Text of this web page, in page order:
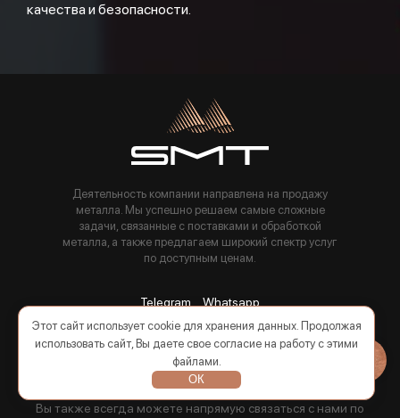
качества и безопасности.
Деятельность компании направлена на продажу
металла. Мы успешно решаем самые сложные
задачи, связанные с поставками и обработкой
металла, а также предлагаем широкий спектр услуг
по доступным ценам.
Telegram Whatsapp
По всем вопросам и предложениям вы можете направить
информацию на почту
info@smt-group.ru
Вы также всегда можете напрямую связаться с нами по
Этот сайт использует cookie для хранения данных. Продолжая
использовать сайт, Вы даете свое согласие на работу с этими
файлами.
ОК